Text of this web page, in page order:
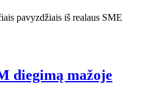
pavyzdžiais iš realaus SME
diegimą mažoje